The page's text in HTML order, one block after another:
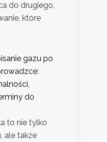
do drugiego,
które
gazu po
do
to nie tylko
ale także